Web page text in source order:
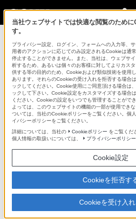
BDZ-AX2700T
ブルーレイディス
商品の特長 | 3Dを楽しむ
前へ
撮影した3D動画・静止画を
当社ウェブサイトでは快適な閲覧のため
す。
プライバシー設定、ログイン、フォームへの入力等、
用者のアクションに応じてのみ設定されるCookieは通
停止することができません。また、当社は、ウェブサ
析するため、あるいは個々のお客様に対してよりカス
供する等の目的のため、Cookieおよび類似技術を使用
あります。それらのCookieの受け入れを拒否する場合
ックしてください。Cookie使用にご同意頂ける場合は
ックして下さい。Cookie設定をカスタマイズする場合
ください。Cookieの設定をいつでも管理することがで
よっては、このウェブサイトの機能の一部が使用でき
ついては、当社のCookieポリシーをご覧ください。個
イバシーポリシーをご覧ください。
詳細については、当社の
Cookieポリシー をご覧くだ
個人情報の取扱いについては、
プライバシーポリシー
Cookie設定
Cookieを拒否す
Cookieを受け入れ